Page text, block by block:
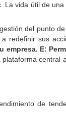
vida útil de
del punto
a redefinir sus
empresa. E:
central
de